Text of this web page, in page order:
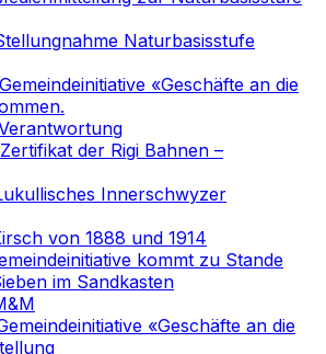
Naturbasisstufe
«Geschäfte an die
der Rigi Bahnen –
Innerschwyzer
von 1888 und 1914
kommt zu Stande
im Sandkasten
«Geschäfte an die